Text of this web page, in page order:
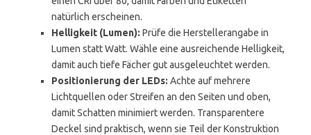
natürlich erscheinen.
Helligkeit (Lumen): Prüfe die Herstellerangabe in
Lumen statt Watt. Wähle eine ausreichende Helligkeit,
damit auch tiefe Fächer gut ausgeleuchtet werden.
Positionierung der LEDs: Achte auf mehrere
Lichtquellen oder Streifen an den Seiten und oben,
damit Schatten minimiert werden. Transparentere
Deckel sind praktisch, wenn sie Teil der Konstruktion